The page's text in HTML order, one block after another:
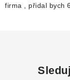
firma , přidal bych